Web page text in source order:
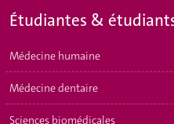
Étudiantes &
Médecine humaine
Médecine dentaire
Sciences biomédicales